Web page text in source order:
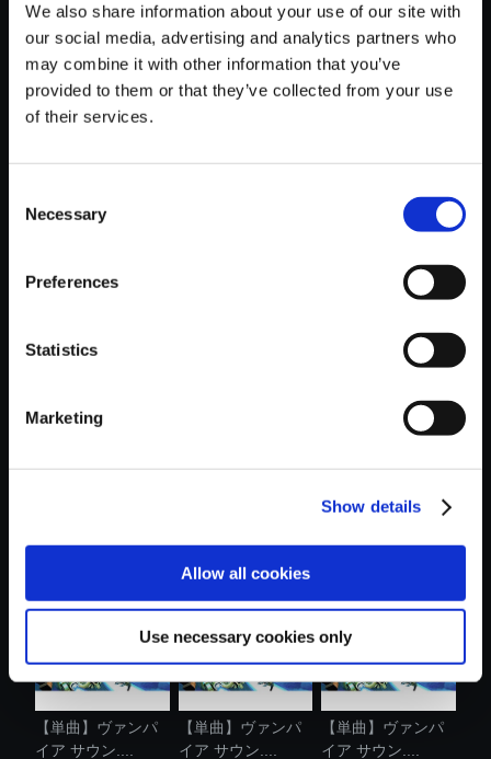
We also share information about your use of our site with
our social media, advertising and analytics partners who
may combine it with other information that you’ve
provided to them or that they’ve collected from your use
of their services.
Selection
Necessary
Preferences
Statistics
Marketing
Show details
Allow all cookies
Use necessary cookies only
【単曲】ヴァンパイア サウンド
BOX OPENING
150円(税込)
【単曲】ヴァンパ
【単曲】ヴァンパ
イア サウン....
【単曲】ヴァンパ
イア サウン....
【単曲】ヴァンパ
イア サウン....